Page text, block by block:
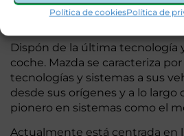
Política de cookiesPolítica de
condiciones completamente
Dispón de la última tecnología
coche. Mazda se caracteriza
tecnologías y sistemas a sus
desde sus orígenes y a lo largo
pionero en sistemas como el
Actualmente está centrada en